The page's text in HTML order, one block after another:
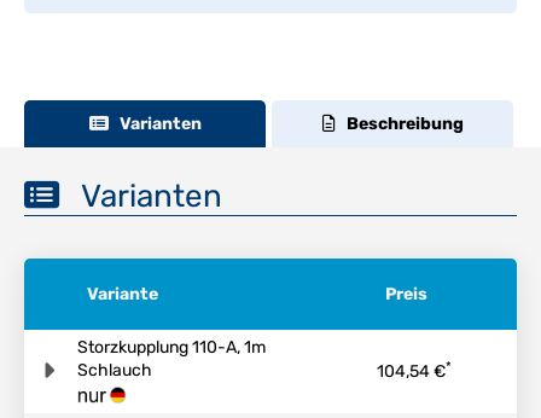
Varianten Beschreibung
Varianten
Variante Preis
Storzkupplung 110-A, 1m
Schlauch
104,54 €*